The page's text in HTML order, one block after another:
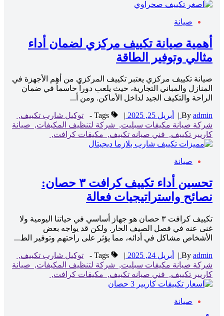
صيانة
أهمية صيانة تكييف مركزي لضمان أداء
مثالي وتوفير الطاقة
صيانة تكييف مركزي يعتبر تكييف المركزي من أهم الأجهزة في
المنازل والمباني التجارية، حيث يلعب دوراً حاسماً في ضمان
الراحة والتكيف الجيد لداخل الأماكن. ومن أ...
By admin
| أبريل 25, 2025 |
توكيل شارب تكييف,
شركة صيانة مكيفات سبليت, شركة لتنظيف المكيفات, صيانة
كاريير تكييف, فني صيانه تكييف, مكيفات كرافت,
صيانة
تحسين أداء تكييف كرافت ٣ حصان:
نصائح واستراتيجيات فعالة
تكييف كرافت ٣ حصان هو جهاز أساسي في حياتنا اليومية ولا
غنى عنه في فصل الصيف الحار. ولكن قد يواجه بعض
الأشخاص مشاكل في أدائه، مما يؤثر على راحتهم وتوفير الط...
By admin
| أبريل 24, 2025 |
توكيل شارب تكييف,
شركة صيانة مكيفات سبليت, شركة لتنظيف المكيفات, صيانة
كاريير تكييف, فني صيانه تكييف, مكيفات كرافت,
صيانة